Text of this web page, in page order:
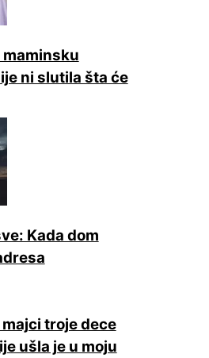
maminsku
ni slutila šta će
Kada dom
troje dece
ušla je u moju